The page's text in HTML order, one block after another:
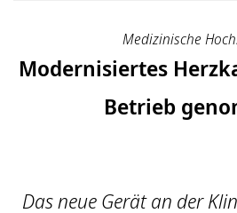
Medizinische
Modernisiertes
Betrieb
Das neue Gerät an der